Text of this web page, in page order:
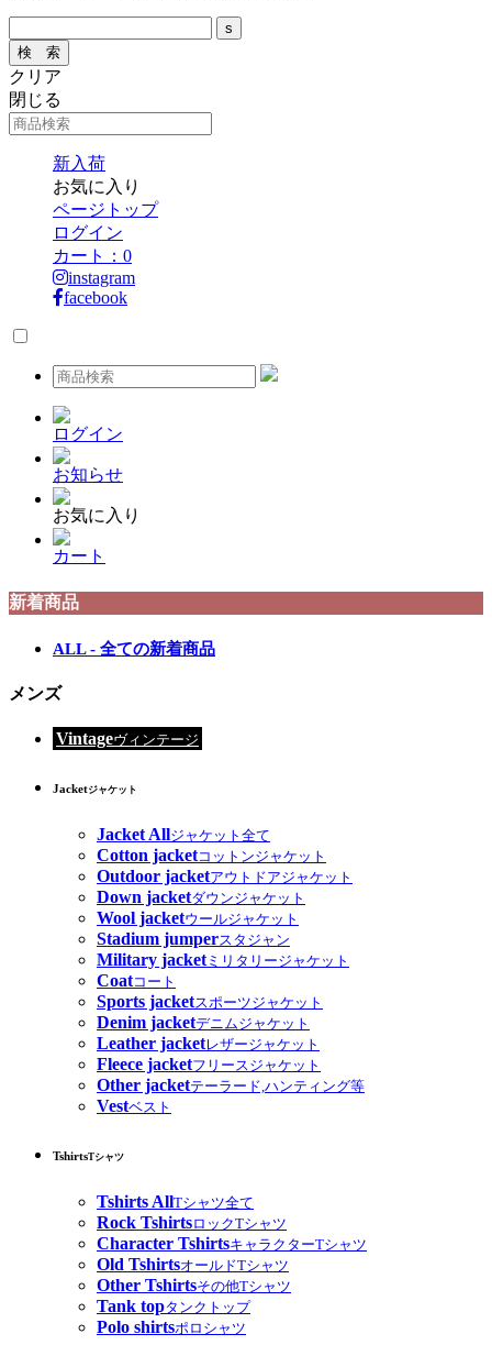
クリア
閉じる
新入荷
お気に入り
ページトップ
ログイン
カート： 0
instagram
facebook
ログイン
お知らせ
お気に入り
カート
新着商品
ALL - 全ての新着商品
メンズ
Vintageヴィンテージ
Jacketジャケット
Jacket Allジャケット全て
Cotton jacketコットンジャケット
Outdoor jacketアウトドアジャケット
Down jacketダウンジャケット
Wool jacketウールジャケット
Stadium jumperスタジャン
Military jacketミリタリージャケット
Coatコート
Sports jacketスポーツジャケット
Denim jacketデニムジャケット
Leather jacketレザージャケット
Fleece jacketフリースジャケット
Other jacketテーラード,ハンティング等
Vestベスト
TshirtsTシャツ
Tshirts AllTシャツ全て
Rock TshirtsロックTシャツ
Character TshirtsキャラクターTシャツ
Old TshirtsオールドTシャツ
Other Tshirtsその他Tシャツ
Tank topタンクトップ
Polo shirtsポロシャツ